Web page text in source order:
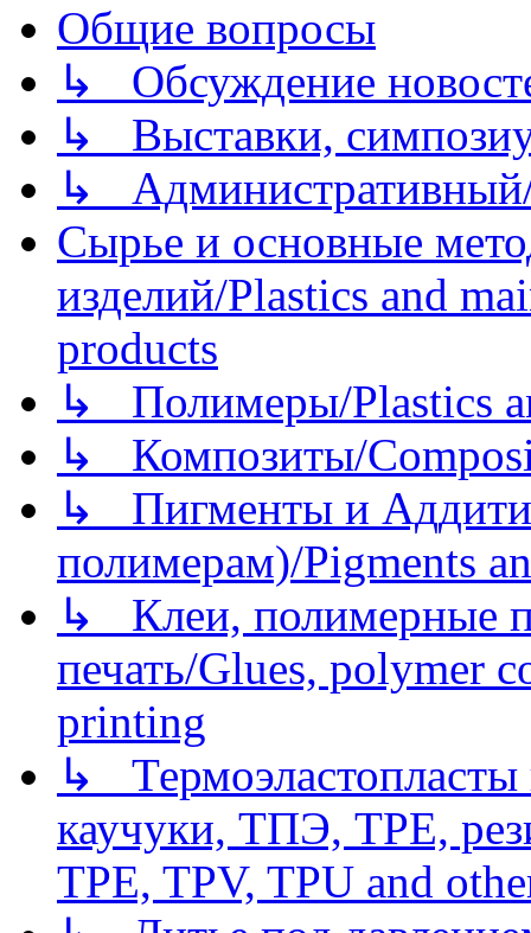
Общие вопросы
↳ Обсуждение
↳ Выставки,
↳
Сырье и основные
изделий/Plastics and
products
↳ Полимеры/Plastics
↳ Композиты/
↳ Пигменты и
полимерам)/Pigments
↳ Клеи, полимерные
печать/Glues, polymer
printing
↳
каучуки, ТПЭ, TPE,
TPE, TPV, TPU and